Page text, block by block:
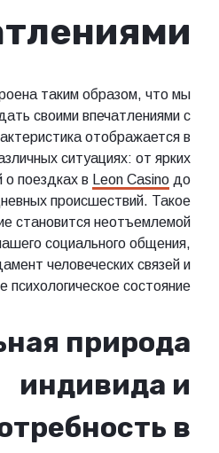
таким образом, что мы
своими впечатлениями с
отображается в
ситуациях: от ярких
о поездках в
Leon Casino до
происшествий. Такое
становится неотъемлемой
социального общения,
человеческих связей и
психологическое состояние.
природа
индивида и
в